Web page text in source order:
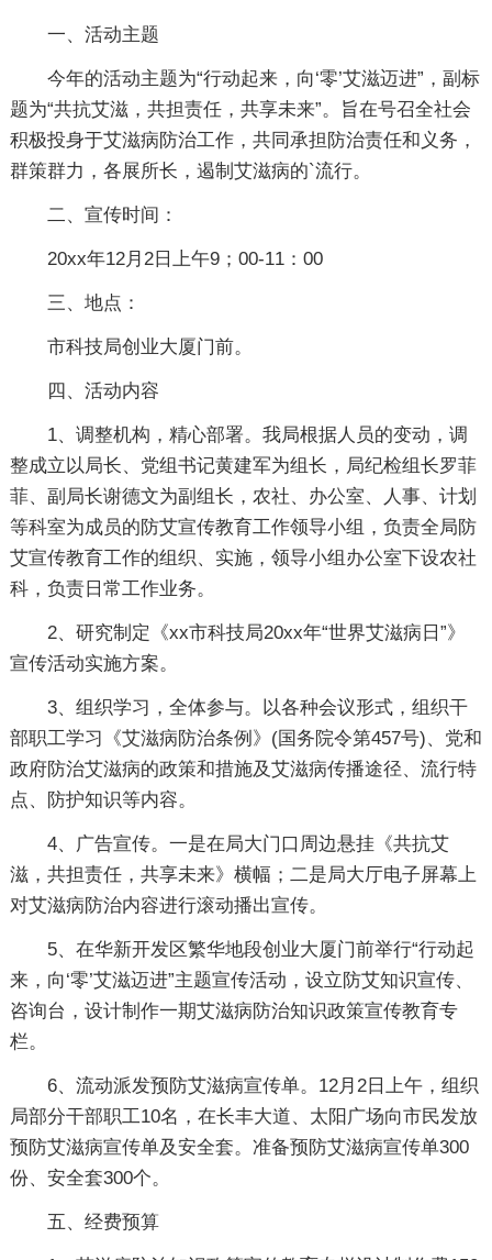
一、活动主题
今年的活动主题为“行动起来，向‘零’艾滋迈进”，副标
题为“共抗艾滋，共担责任，共享未来”。旨在号召全社会
积极投身于艾滋病防治工作，共同承担防治责任和义务，
群策群力，各展所长，遏制艾滋病的`流行。
二、宣传时间：
20xx年12月2日上午9；00-11：00
三、地点：
市科技局创业大厦门前。
四、活动内容
1、调整机构，精心部署。我局根据人员的变动，调
整成立以局长、党组书记黄建军为组长，局纪检组长罗菲
菲、副局长谢德文为副组长，农社、办公室、人事、计划
等科室为成员的防艾宣传教育工作领导小组，负责全局防
艾宣传教育工作的组织、实施，领导小组办公室下设农社
科，负责日常工作业务。
2、研究制定《xx市科技局20xx年“世界艾滋病日”》
宣传活动实施方案。
3、组织学习，全体参与。以各种会议形式，组织干
部职工学习《艾滋病防治条例》(国务院令第457号)、党和
政府防治艾滋病的政策和措施及艾滋病传播途径、流行特
点、防护知识等内容。
4、广告宣传。一是在局大门口周边悬挂《共抗艾
滋，共担责任，共享未来》横幅；二是局大厅电子屏幕上
对艾滋病防治内容进行滚动播出宣传。
5、在华新开发区繁华地段创业大厦门前举行“行动起
来，向‘零’艾滋迈进”主题宣传活动，设立防艾知识宣传、
咨询台，设计制作一期艾滋病防治知识政策宣传教育专
栏。
6、流动派发预防艾滋病宣传单。12月2日上午，组织
局部分干部职工10名，在长丰大道、太阳广场向市民发放
预防艾滋病宣传单及安全套。准备预防艾滋病宣传单300
份、安全套300个。
五、经费预算